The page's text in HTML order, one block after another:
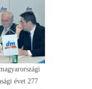
évet 277